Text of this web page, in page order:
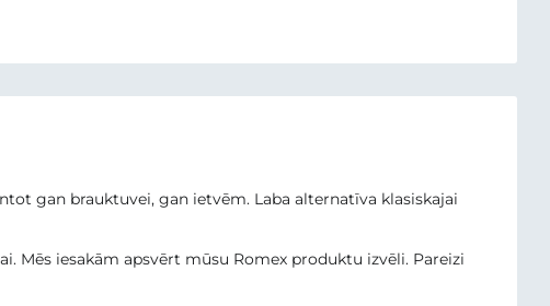
gan brauktuvei, gan ietvēm. Laba alternatīva klasiskajai
Mēs iesakām apsvērt mūsu Romex produktu izvēli. Pareizi